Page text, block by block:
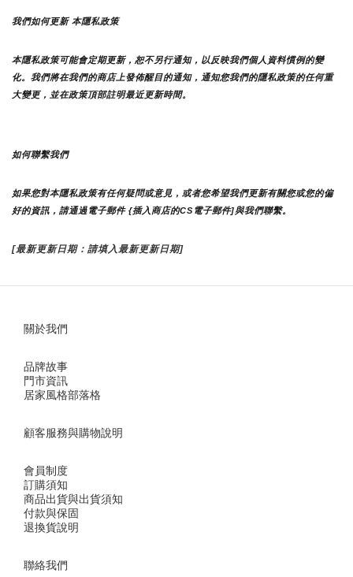
我們如何更新 本隱私政策
本隱私政策可能會定期更新，恕不另行通知，以反映我們個人資料慣例的變
化。我們將在我們的商店上發佈醒目的通知，通知您我們的隱私政策的任何重
大變更，並在政策頂部註明最近更新時間。
如何聯繫我們
如果您對本隱私政策有任何疑問或意見，或者您希望我們更新有關您或您的偏
好的資訊，請通過電子郵件 {插入商店的CS電子郵件]與我們聯繫。
[最新更新日期：請填入最新更新日期]
關於我們
品牌故事
門市資訊
居家風格部落格
顧客服務與購物說明
會員制度
訂購須知
商品出貨與出貨須知
付款與保固
退換貨說明
聯絡我們